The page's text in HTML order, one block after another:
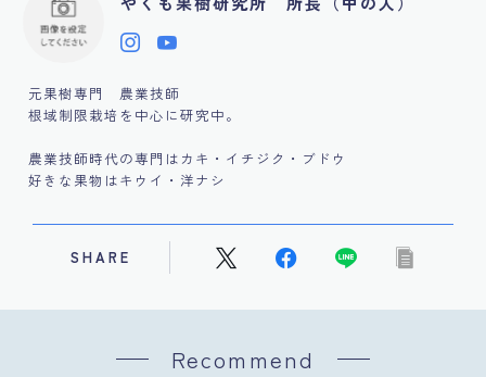
元果樹専門 農業技師
根域制限栽培を中心に研究中。
農業技師時代の専門はカキ・イチジク・ブドウ
好きな果物はキウイ・洋ナシ
SHARE
Recommend